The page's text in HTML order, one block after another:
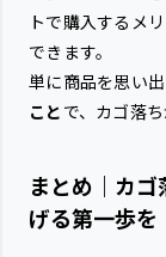
トで購入するメ
できます。
単に商品を思い
こと で、カゴ落
まとめ｜カ
げる第一歩を